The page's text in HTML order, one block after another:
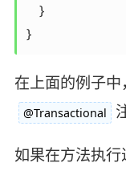
    }
}
在上面的例子中，
@Transactional
如果在方法执